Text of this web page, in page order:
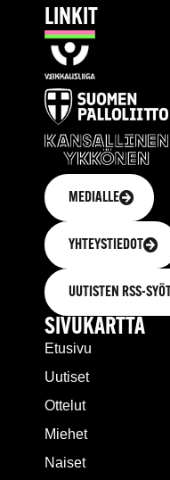
LINKIT
MEDIALLE
YHTEYSTIEDOT
UUTISTEN RSS-
SIVUKARTTA
Etusivu
Uutiset
Ottelut
Miehet
Naiset